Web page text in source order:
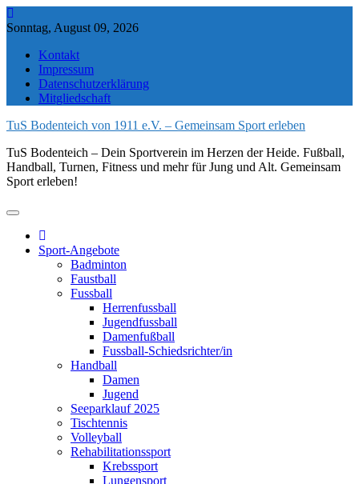
Skip
to
Sonntag, August 09, 2026
Kontakt
Impressum
Datenschutzerklärung
Mitgliedschaft
TuS Bodenteich von 1911 e.V. – Gemeinsam Sport erleben
TuS Bodenteich – Dein Sportverein im Herzen der Heide. Fußball,
Handball, Turnen, Fitness und mehr für Jung und Alt. Gemeinsam
Sport erleben!
Sport-Angebote
Badminton
Faustball
Fussball
Herrenfussball
Jugendfussball
Damenfußball
Fussball-Schiedsrichter/in
Handball
Damen
Jugend
Seeparklauf 2025
Tischtennis
Volleyball
Rehabilitationssport
Krebssport
Lungensport